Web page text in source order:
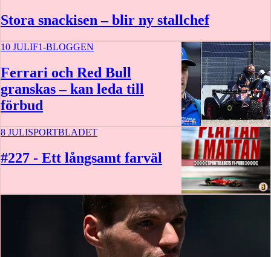
Stora snackisen – blir ny stallchef
10 JULIF1-BLOGGEN
Ferrari och Red Bull
granskas – kan leda till
förbud
8 JULISPORTBLADET
#227 - Ett långsamt farväl